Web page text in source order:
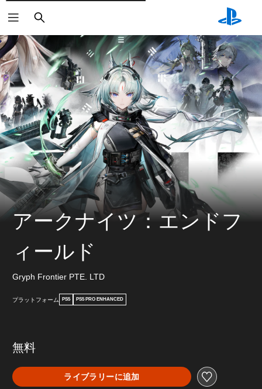
検
索
アークナイツ：エンドフ
ィールド
Gryph Frontier PTE. LTD
プラットフォーム PS5 PS5 PRO ENHANCED
無料
ライブラリーに追加